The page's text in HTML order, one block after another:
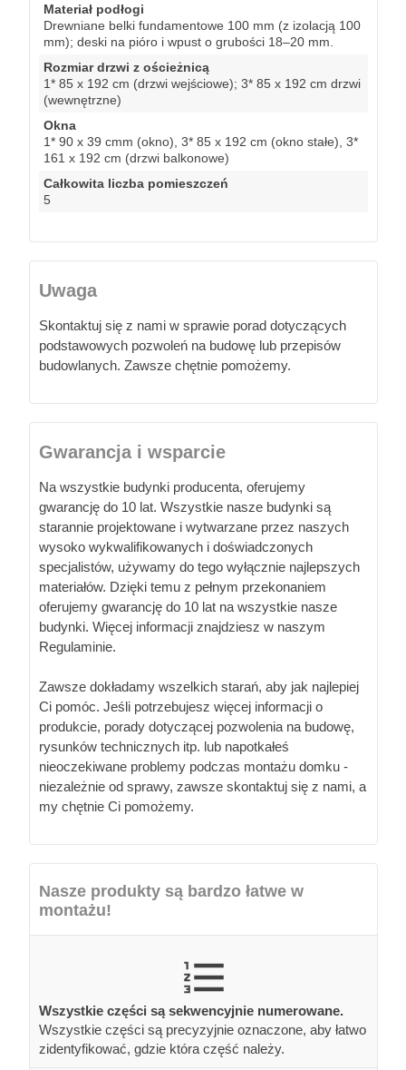
Materiał podłogi
Drewniane belki fundamentowe 100 mm (z izolacją 100
mm); deski na pióro i wpust o grubości 18–20 mm.
Rozmiar drzwi z ościeżnicą
1* 85 x 192 cm (drzwi wejściowe); 3* 85 x 192 cm drzwi
(wewnętrzne)
Okna
1* 90 x 39 cmm (okno), 3* 85 x 192 cm (okno stałe), 3*
161 x 192 cm (drzwi balkonowe)
Całkowita liczba pomieszczeń
5
Uwaga
Skontaktuj się z nami w sprawie porad dotyczących
podstawowych pozwoleń na budowę lub przepisów
budowlanych. Zawsze chętnie pomożemy.
Gwarancja i wsparcie
Na wszystkie budynki producenta, oferujemy
gwarancję do 10 lat. Wszystkie nasze budynki są
starannie projektowane i wytwarzane przez naszych
wysoko wykwalifikowanych i doświadczonych
specjalistów, używamy do tego wyłącznie najlepszych
materiałów. Dzięki temu z pełnym przekonaniem
oferujemy gwarancję do 10 lat na wszystkie nasze
budynki. Więcej informacji znajdziesz w naszym
Regulaminie.
Zawsze dokładamy wszelkich starań, aby jak najlepiej
Ci pomóc. Jeśli potrzebujesz więcej informacji o
produkcie, porady dotyczącej pozwolenia na budowę,
rysunków technicznych itp. lub napotkałeś
nieoczekiwane problemy podczas montażu domku -
niezależnie od sprawy, zawsze skontaktuj się z nami, a
my chętnie Ci pomożemy.
Nasze produkty są bardzo łatwe w
montażu!
Wszystkie części są sekwencyjnie numerowane.
Wszystkie części są precyzyjnie oznaczone, aby łatwo
zidentyfikować, gdzie która część należy.